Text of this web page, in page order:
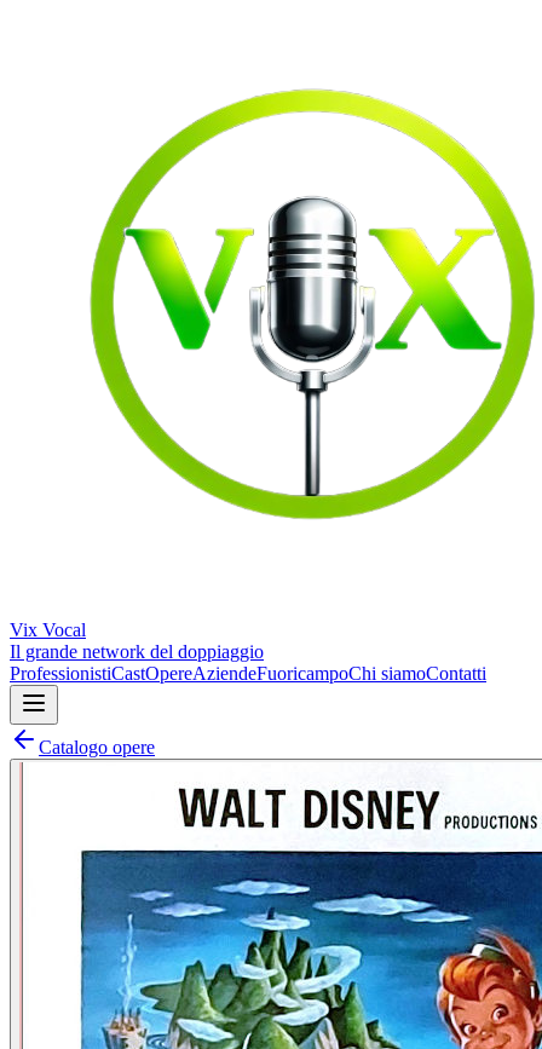
Vix Vocal
Il grande network del doppiaggio
ProfessionistiCastOpereAziendeFuoricampoChi siamoContatti
Catalogo opere